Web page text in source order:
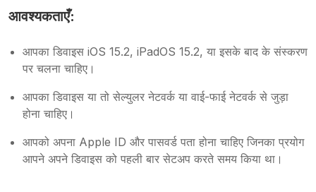
आवश्यकताएँ:
आपका डिवाइस iOS 15.2, iPadOS 15.2, या इसके बाद के संस्करण
पर चलना चाहिए।
आपका डिवाइस या तो सेल्युलर नेटवर्क या वाई-फाई नेटवर्क से जुड़ा
होना चाहिए।
आपको अपना Apple ID और पासवर्ड पता होना चाहिए जिनका प्रयोग
आपने अपने डिवाइस को पहली बार सेटअप करते समय किया था।